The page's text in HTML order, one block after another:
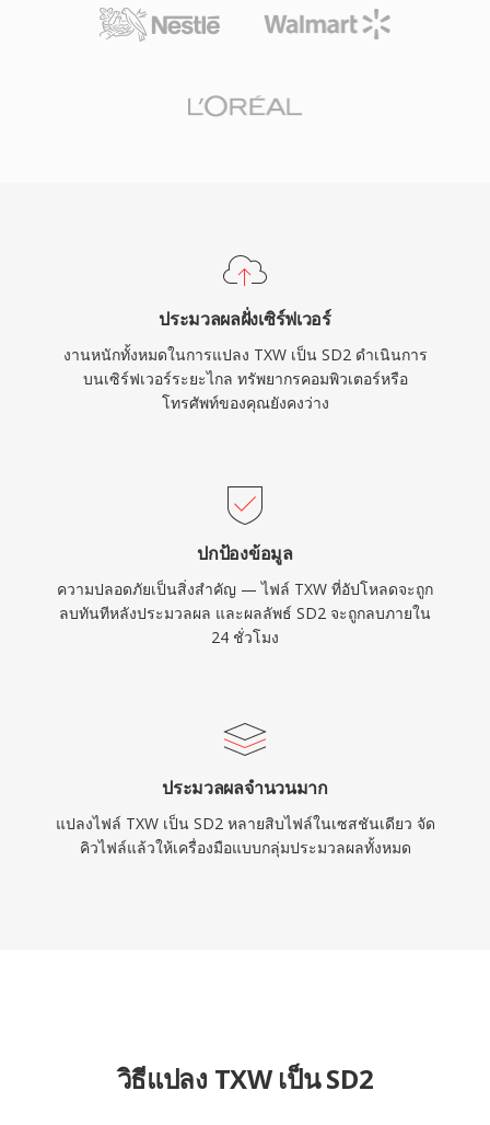
ประมวลผลฝั่งเซิร์ฟเวอร์
งานหนักทั้งหมดในการแปลง TXW เป็น SD2 ดำเนินการ
บนเซิร์ฟเวอร์ระยะไกล ทรัพยากรคอมพิวเตอร์หรือ
โทรศัพท์ของคุณยังคงว่าง
ปกป้องข้อมูล
ความปลอดภัยเป็นสิ่งสำคัญ — ไฟล์ TXW ที่อัปโหลดจะถูก
ลบทันทีหลังประมวลผล และผลลัพธ์ SD2 จะถูกลบภายใน
24 ชั่วโมง
ประมวลผลจำนวนมาก
แปลงไฟล์ TXW เป็น SD2 หลายสิบไฟล์ในเซสชันเดียว จัด
คิวไฟล์แล้วให้เครื่องมือแบบกลุ่มประมวลผลทั้งหมด
วิธีแปลง TXW เป็น SD2